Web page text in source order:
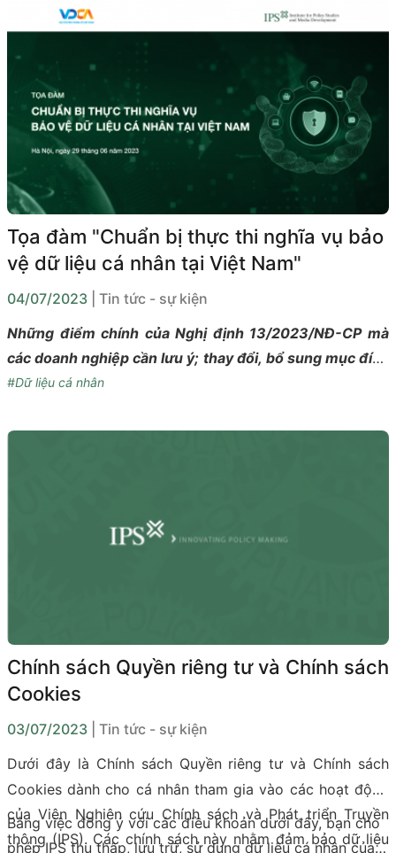
Tọa đàm "Chuẩn bị thực thi nghĩa vụ bảo
vệ dữ liệu cá nhân tại Việt Nam"
04/07/2023
| Tin tức - sự kiện
Những điểm chính của Nghị định 13/2023/NĐ-CP mà
các doanh nghiệp cần lưu ý; thay đổi, bổ sung mục đích
xử lý DLCN; xóa DLCN; tái sử dụng DLCN; và tiêu chuẩn
tại Tọa đàm “Chuẩn bị thực thi nghĩa vụ bảo vệ dữ liệu
#Dữ liệu cá nhân
Chính sách Quyền riêng tư và Chính sách
Cookies
03/07/2023
| Tin tức - sự kiện
Dưới đây là Chính sách Quyền riêng tư và Chính sách
Cookies dành cho cá nhân tham gia vào các hoạt động
của Viện Nghiên cứu Chính sách và Phát triển Truyền
thông (IPS). Các chính sách này nhằm đảm bảo dữ liệu
Bằng việc đồng ý với các điều khoản dưới đây, bạn cho
phép IPS thu thập, lưu trữ, sử dụng dữ liệu cá nhân của